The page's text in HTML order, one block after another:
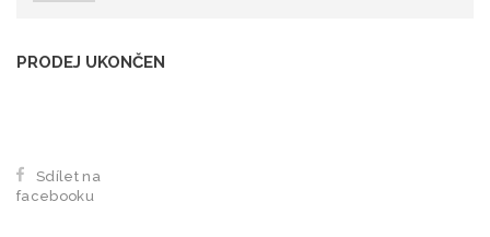
PRODEJ UKONČEN
Sdílet na
facebooku